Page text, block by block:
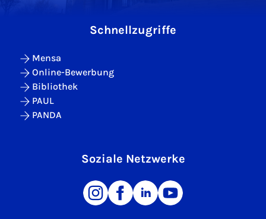
Schnellzugriffe
Mensa
Online-Bewerbung
Bibliothek
PAUL
PANDA
Soziale Netzwerke